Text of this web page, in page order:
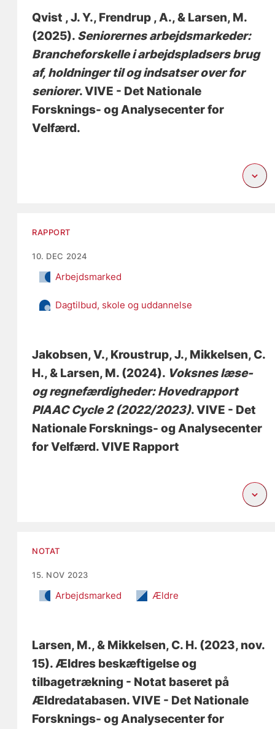
Qvist , J. Y., Frendrup , A., & Larsen, M.
(2025). Seniorernes arbejdsmarkeder:
Brancheforskelle i arbejdspladsers brug
af, holdninger til og indsatser over for
seniorer. VIVE - Det Nationale
Forsknings- og Analysecenter for
Velfærd.
RAPPORT
10. DEC 2024
Arbejdsmarked
Dagtilbud, skole og uddannelse
Jakobsen, V., Kroustrup, J., Mikkelsen, C.
H., & Larsen, M. (2024). Voksnes læse-
og regnefærdigheder: Hovedrapport
PIAAC Cycle 2 (2022/2023). VIVE - Det
Nationale Forsknings- og Analysecenter
for Velfærd. VIVE Rapport
NOTAT
15. NOV 2023
Arbejdsmarked Ældre
Larsen, M., & Mikkelsen, C. H. (2023, nov.
15).Ældres beskæftigelse og
tilbagetrækning - Notat baseret på
Ældredatabasen. VIVE - Det Nationale
Forsknings- og Analysecenter for